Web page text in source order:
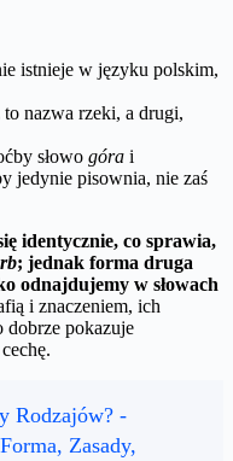
istnieje w języku polskim,
nazwa rzeki, a drugi,
słowo góra i
jedynie pisownia, nie zaś
identycznie, co sprawia,
; jednak forma druga
odnajdujemy w słowach
i znaczeniem, ich
dobrze pokazuje
Rodzajów? -
Zasady,